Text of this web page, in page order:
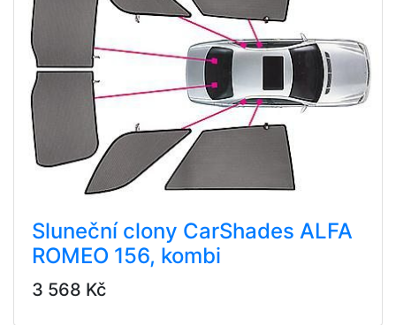
Sluneční clony CarShades ALFA
ROMEO 156, kombi
3 568 Kč